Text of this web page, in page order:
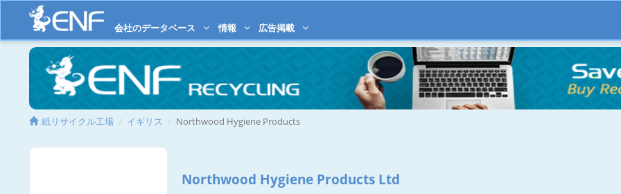
会社のデータベース 情報 広告掲載
紙リサイクル工場 イギリス Northwood Hygiene Products
Northwood Hygiene Products Ltd